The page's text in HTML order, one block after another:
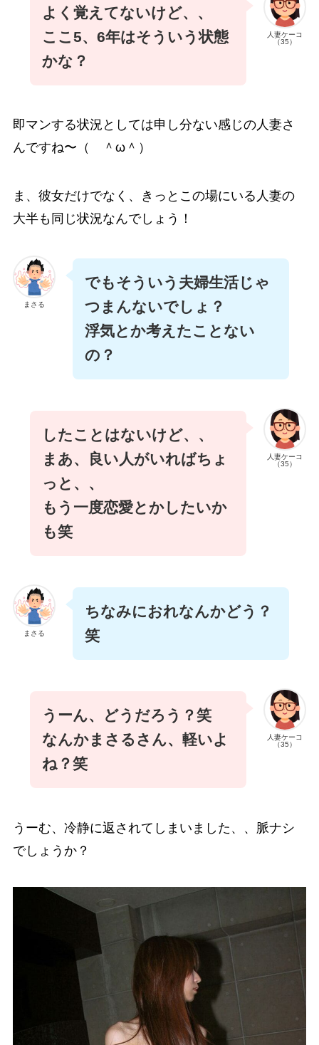
人妻ケーコ
（35）
よく覚えてないけど、、
ここ5、6年はそういう状態
かな？
即マンする状況としては申し分ない感じの人妻さ
んですね〜（ ＾ω＾）
ま、彼女だけでなく、きっとこの場にいる人妻の
大半も同じ状況なんでしょう！
まさる
でもそういう夫婦生活じゃ
つまんないでしょ？
浮気とか考えたことない
の？
人妻ケーコ
（35）
したことはないけど、、
まあ、良い人がいればちょ
っと、、
もう一度恋愛とかしたいか
も笑
まさる
ちなみにおれなんかどう？
笑
人妻ケーコ
（35）
うーん、どうだろう？笑
なんかまさるさん、軽いよ
ね？笑
うーむ、冷静に返されてしまいました、、脈ナシ
でしょうか？